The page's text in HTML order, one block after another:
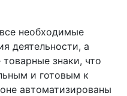
необходимые
деятельности, а
знаки, что
и готовым к
автоматизированы